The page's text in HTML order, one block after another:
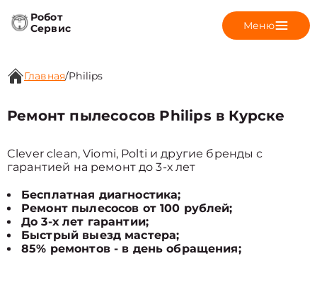
Робот
Сервис
Меню
Главная/Philips
Ремонт пылесосов Philips в Курске
Clever clean, Viomi, Polti и другие бренды с
гарантией на ремонт до 3-х лет
Бесплатная диагностика;
Ремонт пылесосов от 100 рублей;
До 3-х лет гарантии;
Быстрый выезд мастера;
85% ремонтов - в день обращения;